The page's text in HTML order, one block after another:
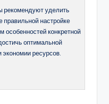
рекомендуют уделить
правильной настройке
особенностей конкретной
оптимальной
экономии ресурсов.